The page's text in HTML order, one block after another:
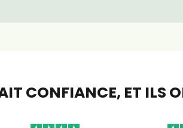
CONFIANCE, ET ILS